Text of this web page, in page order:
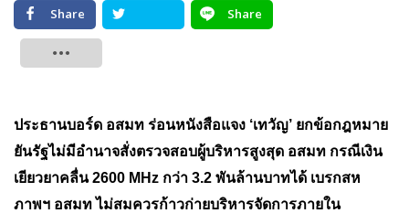
Share
Share
ประธานบอร์ด อสมท ร่อนหนังสือแจง ‘เทวัญ’ ยกข้อกฎหมาย
ยันรัฐไม่มีอำนาจสั่งตรวจสอบผู้บริหารสูงสุด อสมท กรณีเงิน
เยียวยาคลื่น 2600 MHz กว่า 3.2 พันล้านบาทได้ เบรกสห
ภาพฯ อสมท ไม่สมควรก้าวก่ายบริหารจัดการภายใน